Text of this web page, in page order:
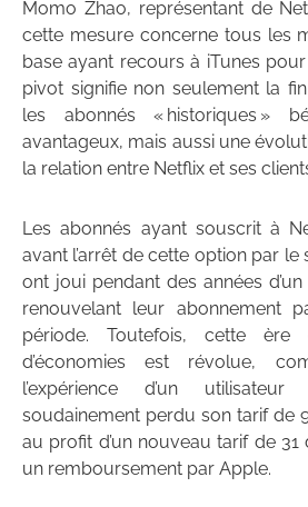
Momo Zhao, représentant de
cette mesure concerne tous les
base ayant recours à iTunes
pivot signifie non seulement la
les abonnés « historiques »
avantageux, mais aussi une
la relation entre Netflix et ses
Les abonnés ayant souscrit à
avant l’arrêt de cette option par le
ont joui pendant des années
renouvelant leur abonnement
période. Toutefois, cette
d’économies est révolue,
l’expérience d’un
soudainement perdu son tarif de
au profit d’un nouveau tarif de
un remboursement par Apple.